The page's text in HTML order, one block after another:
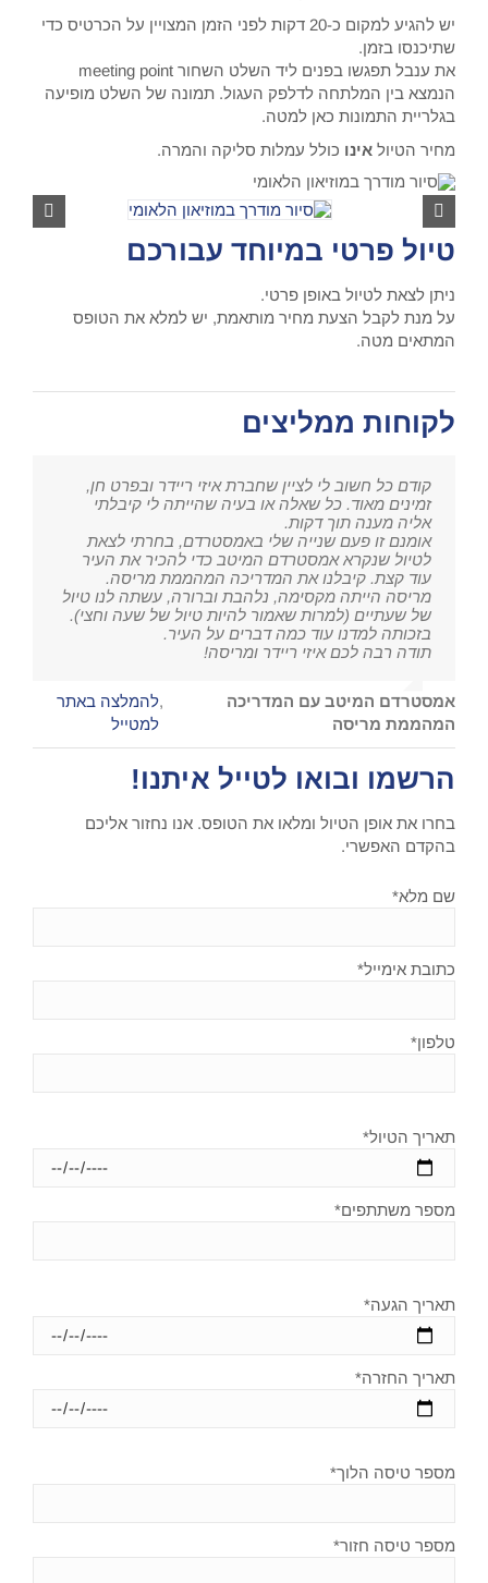
יש להגיע למקום כ-20 דקות לפני הזמן המצויין על הכרטיס כדי
שתיכנסו בזמן.
את ענבל תפגשו בפנים ליד השלט השחור meeting point
הנמצא בין המלתחה לדלפק העגול. תמונה של השלט מופיעה
בגלריית התמונות כאן למטה.
מחיר הטיול אינו כולל עמלות סליקה והמרה.
טיול פרטי במיוחד עבורכם
ניתן לצאת לטיול באופן פרטי.
על מנת לקבל הצעת מחיר מותאמת, יש למלא את הטופס
המתאים מטה.
לקוחות ממליצים
קודם כל חשוב לי לציין שחברת איזי ריידר ובפרט חן,
זמינים מאוד. כל שאלה או בעיה שהייתה לי קיבלתי
אליה מענה תוך דקות.
אומנם זו פעם שנייה שלי באמסטרדם, בחרתי לצאת
לטיול שנקרא אמסטרדם המיטב כדי להכיר את העיר
עוד קצת. קיבלנו את המדריכה המהממת מריסה.
מריסה הייתה מקסימה, נלהבת וברורה, עשתה לנו טיול
של שעתיים (למרות שאמור להיות טיול של שעה וחצי).
בזכותה למדנו עוד כמה דברים על העיר.
תודה רבה לכם איזי ריידר ומריסה!
אמסטרדם המיטב עם המדריכה
המהממת מריסה
,להמלצה באתר
למטייל
הרשמו ובואו לטייל איתנו!
בחרו את אופן הטיול ומלאו את הטופס. אנו נחזור אליכם
בהקדם האפשרי.
שם מלא*
כתובת אימייל*
טלפון*
תאריך הטיול*
מספר משתתפים*
תאריך הגעה*
תאריך החזרה*
מספר טיסה הלוך*
מספר טיסה חזור*